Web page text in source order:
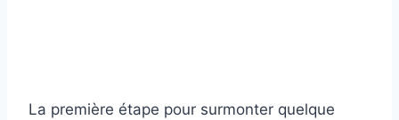
La première étape pour surmonter quelque